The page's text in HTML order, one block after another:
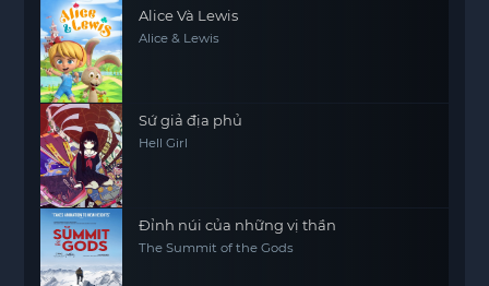
Alice Và Lewis
Alice & Lewis
Sứ giả địa phủ
Hell Girl
Đỉnh núi của những vị thần
The Summit of the Gods